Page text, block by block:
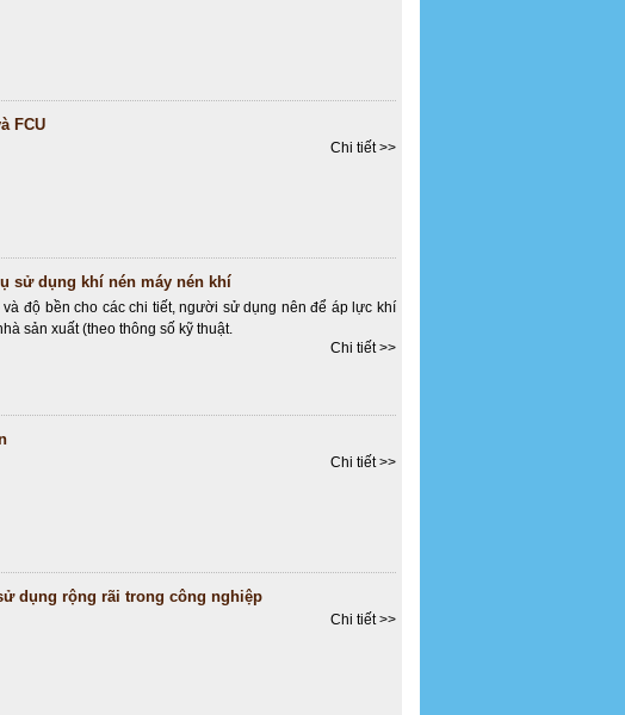
FCU
Chi tiết >>
sử dụng khí nén máy nén khí
độ bền cho các chi tiết, người sử dụng nên để áp lực khí
sản xuất (theo thông số kỹ thuật.
Chi tiết >>
Chi tiết >>
dụng rộng rãi trong công nghiệp
Chi tiết >>